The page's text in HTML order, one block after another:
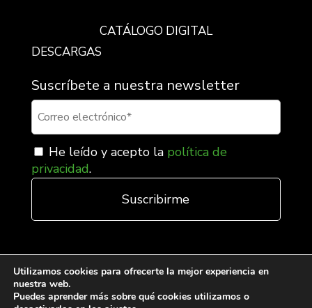
CATÁLOGO DIGITAL
DESCARGAS
Suscríbete a nuestra newsletter
He leído y acepto la política de
privacidad.
Utilizamos cookies para ofrecerte la mejor experiencia en
nuestra web.
Puedes aprender más sobre qué cookies utilizamos o